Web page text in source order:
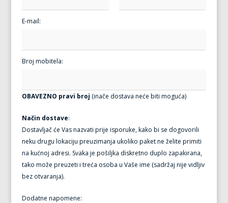
E-mail:
Broj mobitela:
OBAVEZNO pravi broj (inače dostava neće biti moguća)
Način dostave:
Dostavljač će Vas nazvati prije isporuke, kako bi se dogovorili
neku drugu lokaciju preuzimanja ukoliko paket ne želite primiti
na kućnoj adresi. Svaka je pošiljka diskretno duplo zapakirana,
tako može preuzeti i treća osoba u Vaše ime (sadržaj nije vidljiv
bez otvaranja).
Dodatne napomene: